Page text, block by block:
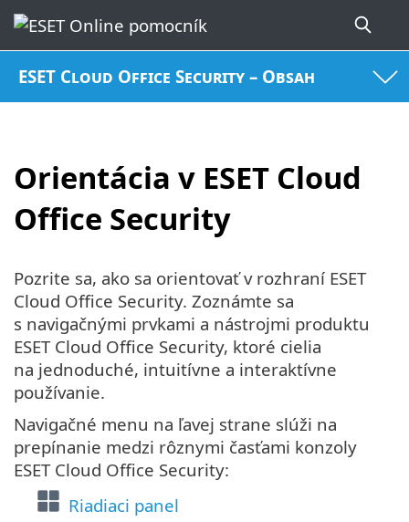
ESET Cloud Office Security – Obsah
Orientácia v ESET Cloud
Office Security
Pozrite sa, ako sa orientovať v rozhraní ESET
Cloud Office Security. Zoznámte sa
s navigačnými prvkami a nástrojmi produktu
ESET Cloud Office Security, ktoré cielia
na jednoduché, intuitívne a interaktívne
používanie.
Navigačné menu na ľavej strane slúži na
prepínanie medzi rôznymi časťami konzoly
ESET Cloud Office Security:
Riadiaci panel